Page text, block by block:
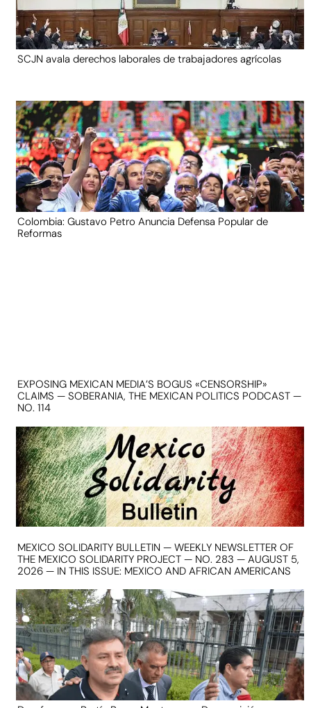
SCJN avala derechos laborales de trabajadores agrícolas
Colombia: Gustavo Petro Anuncia Defensa Popular de
Reformas
EXPOSING MEXICAN MEDIA’S BOGUS «CENSORSHIP»
CLAIMS — SOBERANIA, THE MEXICAN POLITICS PODCAST —
NO. 114
MEXICO SOLIDARITY BULLETIN — WEEKLY NEWSLETTER OF
THE MEXICO SOLIDARITY PROJECT — NO. 283 — AUGUST 5,
2026 — IN THIS ISSUE: MEXICO AND AFRICAN AMERICANS